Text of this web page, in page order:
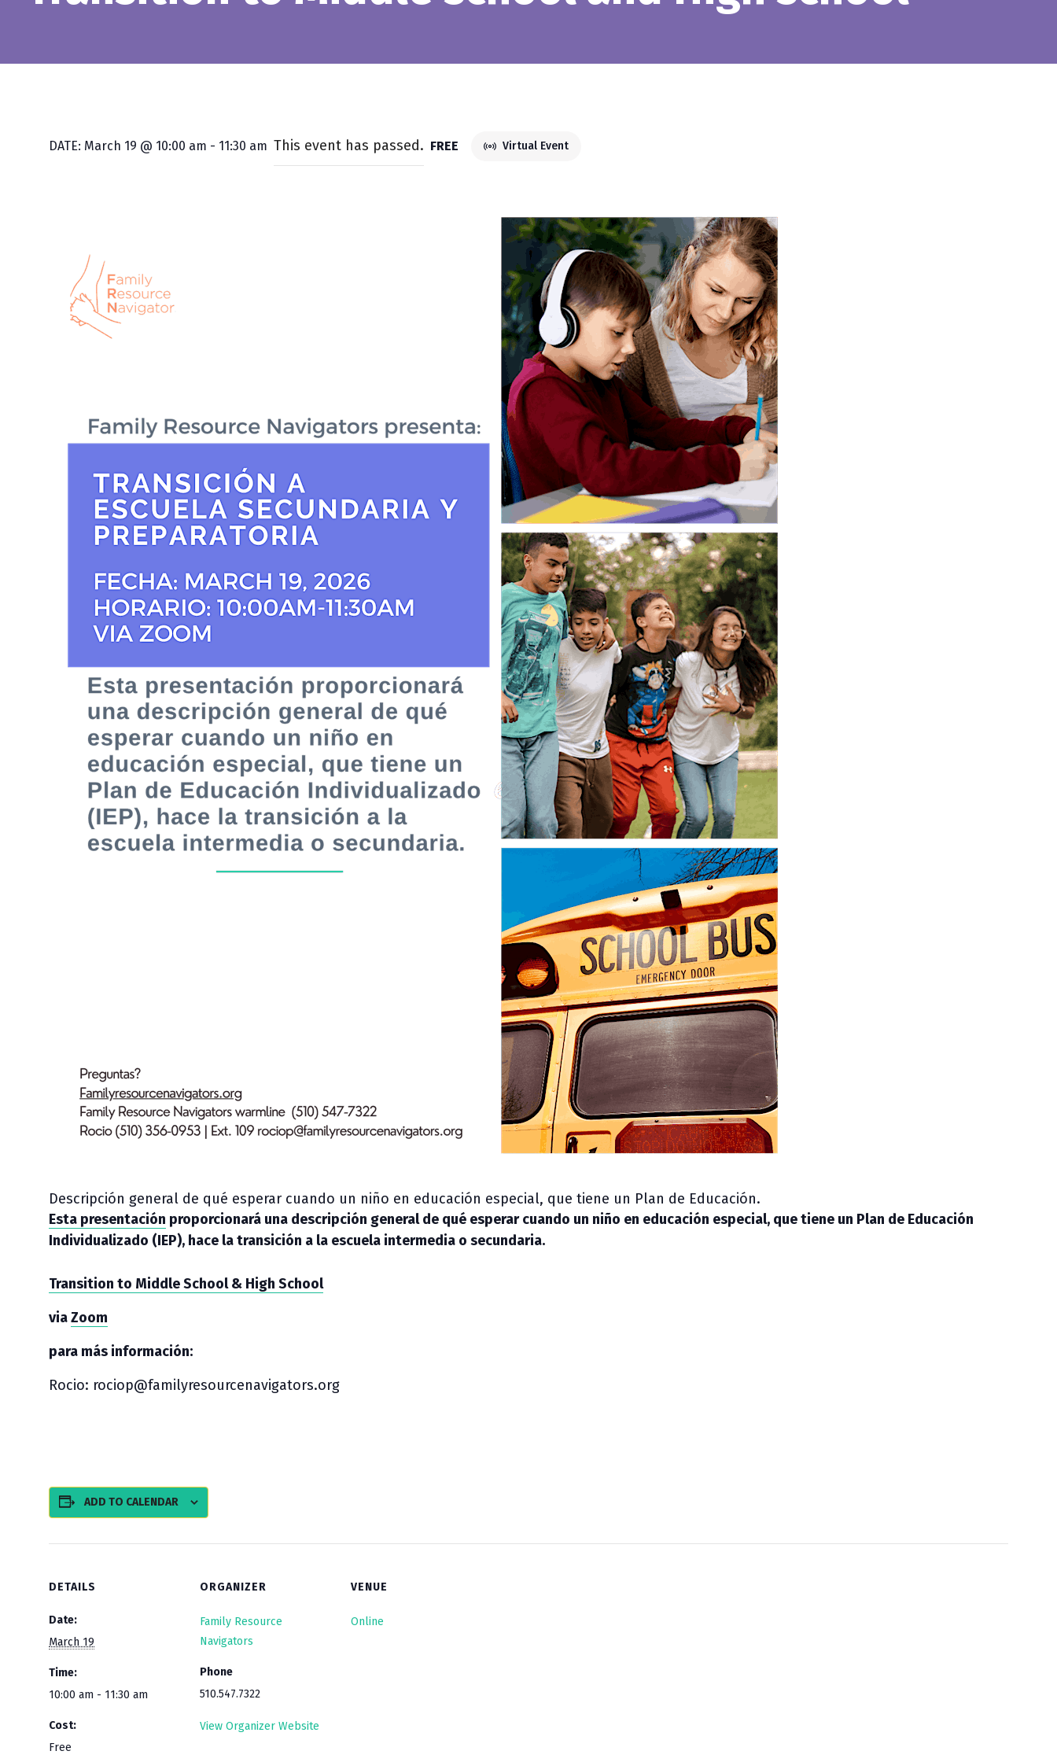
DATE: March 19 @ 10:00 am - 11:30 am Virtual Event
FREE
This event has passed.
Descripción general de qué esperar cuando un niño en educación especial, que tiene un Plan de Educación.
Esta presentación proporcionará una descripción general de qué esperar cuando un niño en educación especial, que tiene un Plan de Educación
Individualizado (IEP), hace la transición a la escuela intermedia o secundaria.
Transition to Middle School & High School
viaZoom
para más información:
Rocio: rociop@familyresourcenavigators.org
ADD TO CALENDAR
DETAILS
Date:
March 19
Time:
10:00 am - 11:30 am
Cost:
Free
ORGANIZER
Family Resource
Navigators
Phone
510.547.7322
View Organizer Website
VENUE
Online